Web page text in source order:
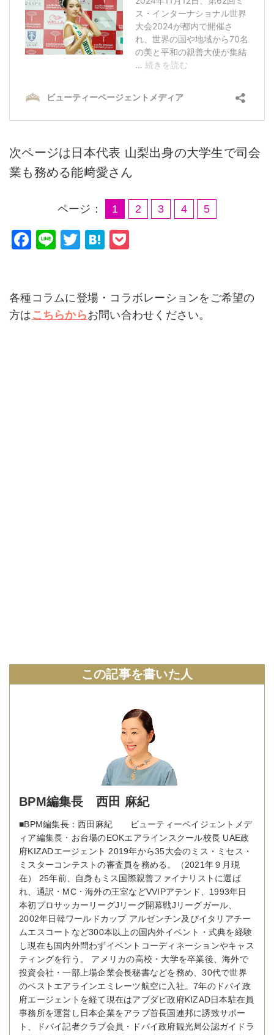
次ページは日本代表 山梨出身の大学生で司会
業も務める能﨑愛さん
ページ： 1 2 3 4 5
F
e
b
Li
T
er
H
n
a
k
et
各種コラムに登場・コラボレーションをご希望の
方は こちらからお問い合わせください。
この記事を書いた人
BPM編集長 西田 麻紀
■BPM編集長：西田麻紀 ビューティーペイジェントメデ
ィア編集長・お台場のEOKエアラインスクール校長 UAE政
府KIZADエージェント 2019年から35大会のミス・ミセス・
ミスターコンテストの審査員を務める。（2021年９月現
在） 25年前、自身もミス国際親善ファイナリストに選ば
れ、通訳・MC・海外の王室などVVIPアテンド、1993年日
本初プロサッカーリーグJリーグ開幕戦Jリーグガール、
2002年日韓ワールドカップ アルゼンチン及びイタリアチー
ムエスコートなど300本以上の国内外イベント・式典を経験
し現在も国内外問わずイベントコーディネーションやキャス
ティングを行う。 アメリカの高校・大学を卒業後、海外で
投資会社・一部上場企業会長秘書などを務め、30代で世界
のベストエアラインエミレーツ航空に入社。7年のドバイ政
府エージェントを経て現在はアブダビ政府KIZAD日本駐在員
事務所を運営し日本企業をアラブ首長国連邦に誘致サポー
ト、ドバイ記者クラブ会員・ドバイ政府観光局公認ガイドラ